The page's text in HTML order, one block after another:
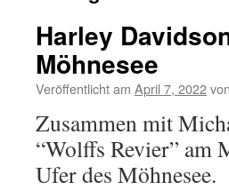
Harley
Möhnesee
Veröffentlicht am April 7, 2022von
Zusammen mit
“Wolffs Revier” am
Ufer des Möhnesee.